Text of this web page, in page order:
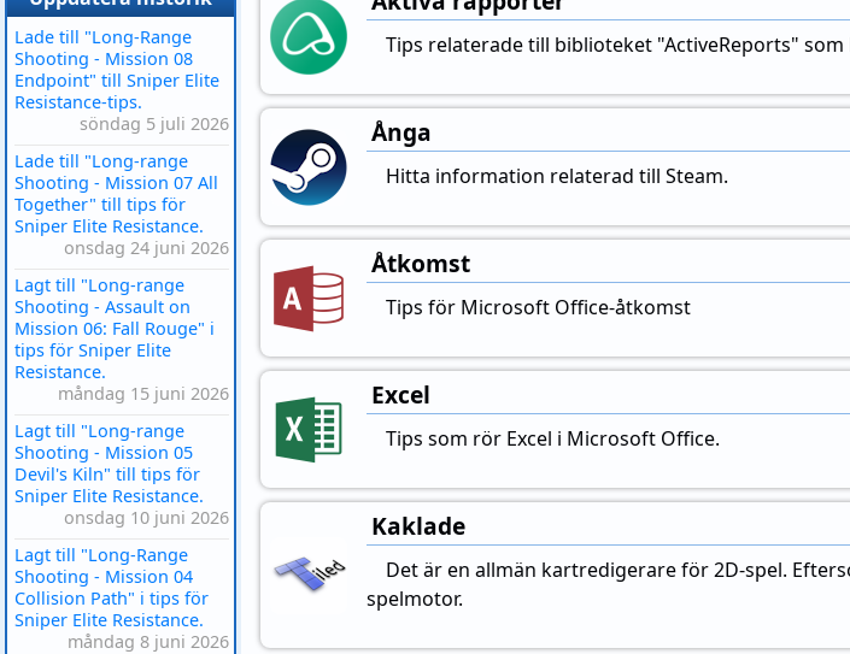
Tips relaterade till biblioteket "ActiveReports"
Ånga
Hitta information relaterad till Steam.
Åtkomst
Tips för Microsoft Office-åtkomst
Excel
Tips som rör Excel i Microsoft Office.
Kaklade
Det är en allmän kartredigerare för 2D-spel.
spelmotor.
Lade till "Long-Range
Shooting - Mission 08
Endpoint" till Sniper Elite
Resistance-tips.
söndag 5 juli 2026
Lade till "Long-range
Shooting - Mission 07 All
Together" till tips för
Sniper Elite Resistance.
onsdag 24 juni 2026
Lagt till "Long-range
Shooting - Assault on
Mission 06: Fall Rouge" i
tips för Sniper Elite
Resistance.
måndag 15 juni 2026
Lagt till "Long-range
Shooting - Mission 05
Devil's Kiln" till tips för
Sniper Elite Resistance.
onsdag 10 juni 2026
Lagt till "Long-Range
Shooting - Mission 04
Collision Path" i tips för
Sniper Elite Resistance.
måndag 8 juni 2026